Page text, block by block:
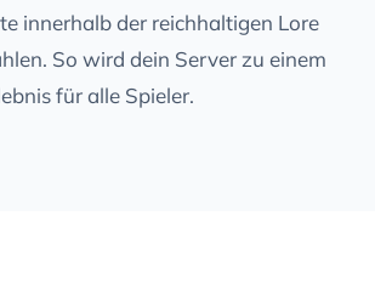
innerhalb der reichhaltigen Lore
So wird dein Server zu einem
für alle Spieler.